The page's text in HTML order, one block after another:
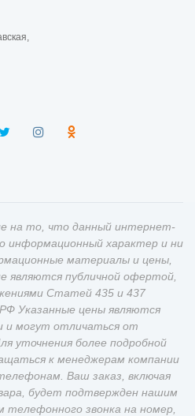
на то, что данный интернет-
информационный характер и ни
материалы и цены,
являются публичной офертой,
Статей 435 и 437
Указанные цены являются
и могут отличаться от
уточнения более подробной
к менеджерам компании
Ваш заказ, включая
будет подтвержден нашим
телефонного звонка на номер,